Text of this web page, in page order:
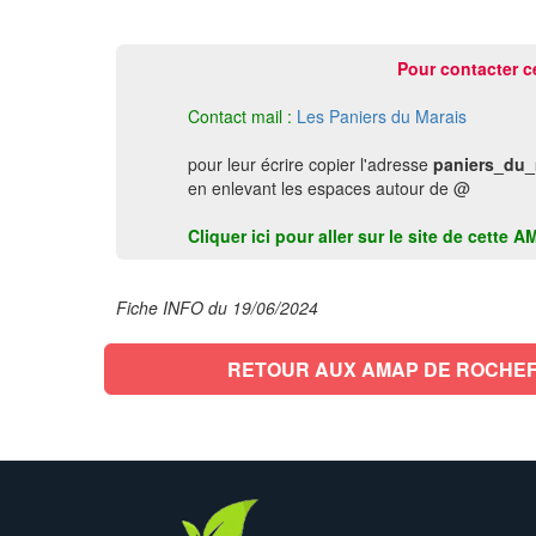
Pour contacter
Contact mail : Les Paniers du Marais
pour leur écrire copier l'adresse
en enlevant les espaces autour de @
Cliquer ici pour aller sur le site de cette
Fiche INFO du 19/06/2024
RETOUR AUX AMAP DE